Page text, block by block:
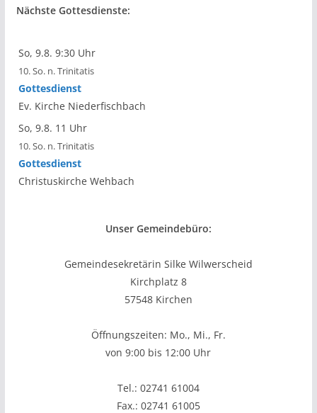
Nächste Gottesdienste:
So, 9.8. 9:30 Uhr
10. So. n. Trinitatis
Gottesdienst
Ev. Kirche Niederfischbach
So, 9.8. 11 Uhr
10. So. n. Trinitatis
Gottesdienst
Christuskirche Wehbach
Unser Gemeindebüro:
Gemeindesekretärin Silke Wilwerscheid
Kirchplatz 8
57548 Kirchen
Öffnungszeiten: Mo., Mi., Fr.
von 9:00 bis 12:00 Uhr
Tel.: 02741 61004
Fax.: 02741 61005